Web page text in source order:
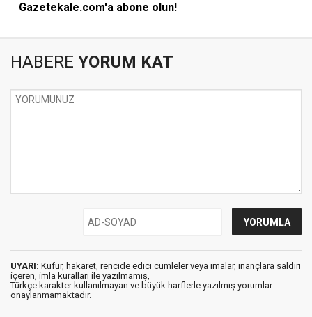
Gazetekale.com'a abone olun!
HABERE YORUM KAT
UYARI: Küfür, hakaret, rencide edici cümleler veya imalar, inançlara saldırı
içeren, imla kuralları ile yazılmamış,
Türkçe karakter kullanılmayan ve büyük harflerle yazılmış yorumlar
onaylanmamaktadır.